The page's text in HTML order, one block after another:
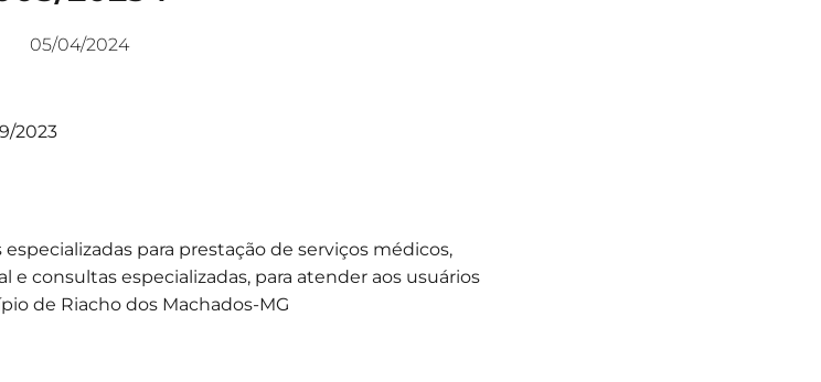
05/04/2024
2023
para prestação de serviços médicos,
consultas especializadas, para atender aos usuários
de Riacho dos Machados-MG